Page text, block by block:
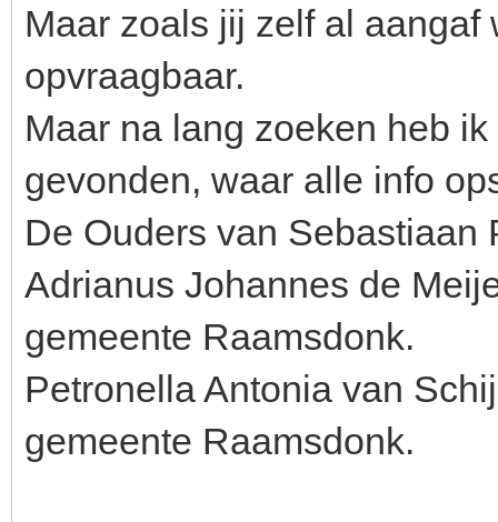
Maar zoals jij zelf al
opvraagbaar.
Maar na lang zoeken heb
gevonden, waar alle info
De Ouders van Sebastiaan
Adrianus Johannes de
gemeente Raamsdonk.
Petronella Antonia van
gemeente Raamsdonk.